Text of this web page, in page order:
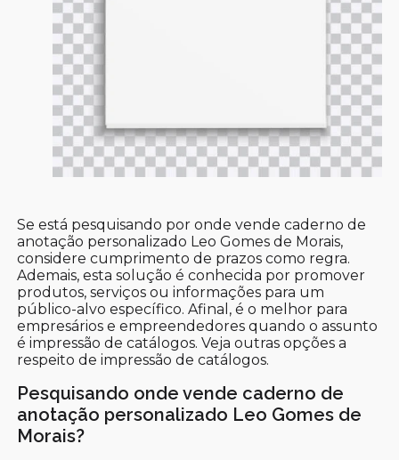
Se está pesquisando por onde vende caderno de
anotação personalizado Leo Gomes de Morais,
considere cumprimento de prazos como regra.
Ademais, esta solução é conhecida por promover
produtos, serviços ou informações para um
público-alvo específico. Afinal, é o melhor para
empresários e empreendedores quando o assunto
é impressão de catálogos. Veja outras opções a
respeito de impressão de catálogos.
Pesquisando onde vende caderno de
anotação personalizado Leo Gomes de
Morais?